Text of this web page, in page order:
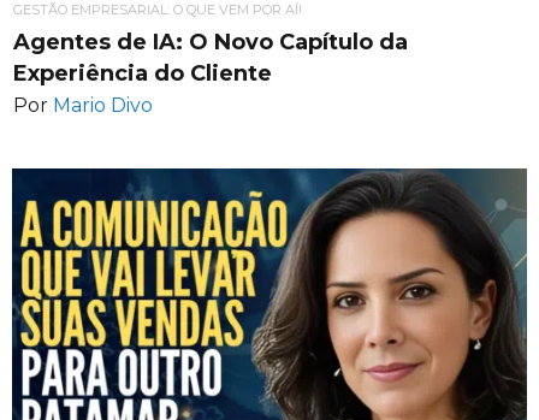
GESTÃO EMPRESARIAL: O QUE VEM POR AÍ!
Agentes de IA: O Novo Capítulo da
Experiência do Cliente
Por Mario Divo